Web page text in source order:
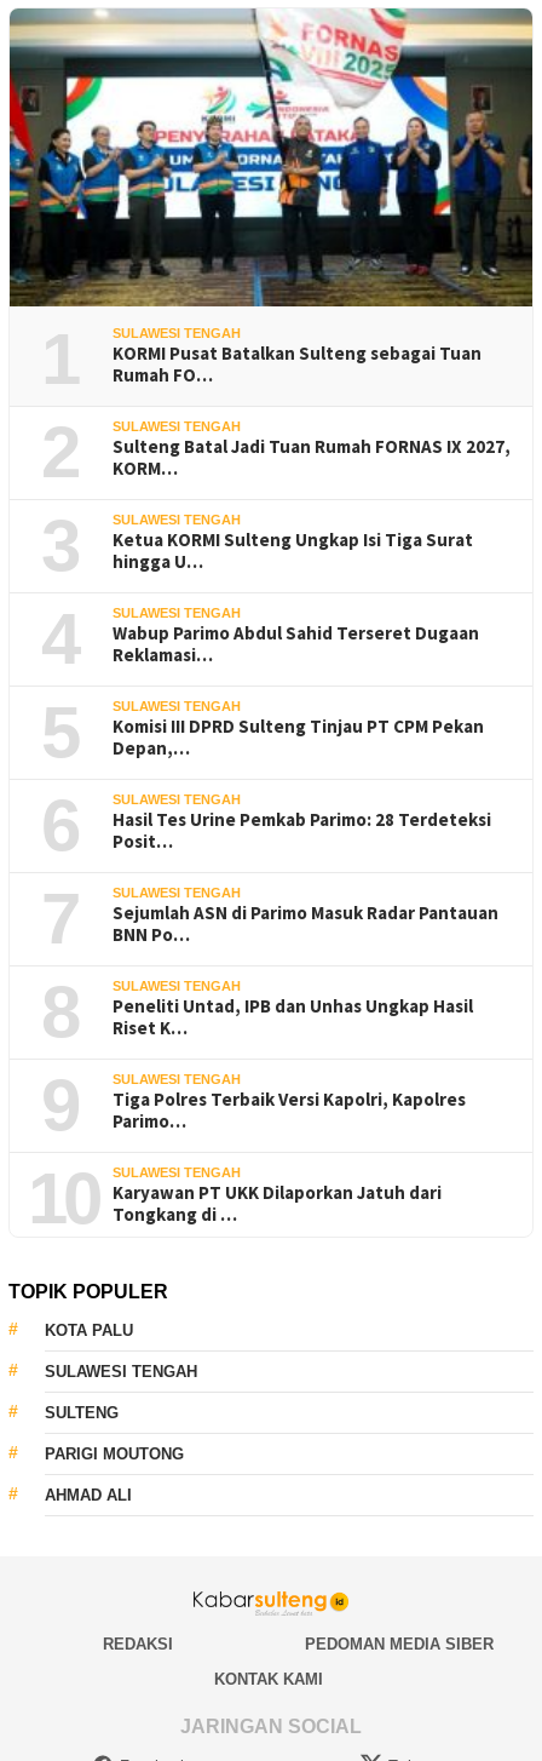
1 SULAWESI TENGAH
KORMI Pusat Batalkan Sulteng sebagai Tuan
Rumah FO…
2 SULAWESI TENGAH
Sulteng Batal Jadi Tuan Rumah FORNAS IX 2027,
KORM…
3 SULAWESI TENGAH
Ketua KORMI Sulteng Ungkap Isi Tiga Surat
hingga U…
4 SULAWESI TENGAH
Wabup Parimo Abdul Sahid Terseret Dugaan
Reklamasi…
5 SULAWESI TENGAH
Komisi III DPRD Sulteng Tinjau PT CPM Pekan
Depan,…
6 SULAWESI TENGAH
Hasil Tes Urine Pemkab Parimo: 28 Terdeteksi
Posit…
7 SULAWESI TENGAH
Sejumlah ASN di Parimo Masuk Radar Pantauan
BNN Po…
8 SULAWESI TENGAH
Peneliti Untad, IPB dan Unhas Ungkap Hasil
Riset K…
9 SULAWESI TENGAH
Tiga Polres Terbaik Versi Kapolri, Kapolres
Parimo…
10 SULAWESI TENGAH
Karyawan PT UKK Dilaporkan Jatuh dari
Tongkang di …
TOPIK POPULER
KOTA PALU
SULAWESI TENGAH
SULTENG
PARIGI MOUTONG
AHMAD ALI
REDAKSI
PEDOMAN MEDIA SIBER
KONTAK KAMI
JARINGAN SOCIAL